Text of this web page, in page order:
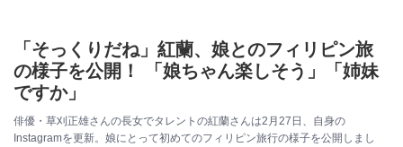
「そっくりだね」紅蘭、娘とのフィリピン旅
の様子を公開！ 「娘ちゃん楽しそう」「姉妹
ですか」
俳優・草刈正雄さんの長女でタレントの紅蘭さんは2月27日、自身の
Instagramを更新。娘にとって初めてのフィリピン旅行の様子を公開しまし